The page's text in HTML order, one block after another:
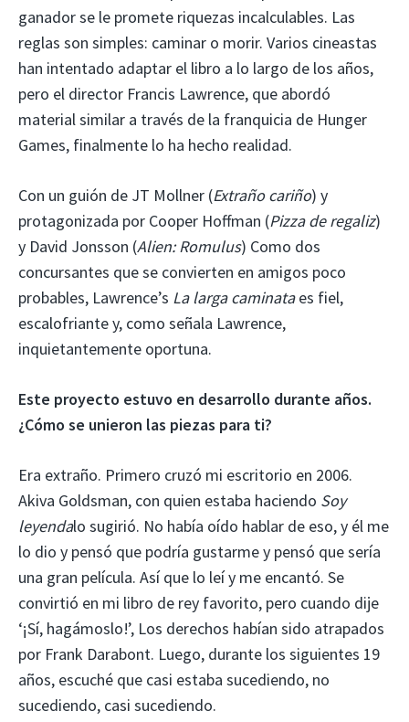
ganador se le promete riquezas incalculables. Las
reglas son simples: caminar o morir. Varios cineastas
han intentado adaptar el libro a lo largo de los años,
pero el director Francis Lawrence, que abordó
material similar a través de la franquicia de Hunger
Games, finalmente lo ha hecho realidad.
Con un guión de JT Mollner (Extraño cariño) y
protagonizada por Cooper Hoffman (Pizza de regaliz)
y David Jonsson (Alien: Romulus) Como dos
concursantes que se convierten en amigos poco
probables, Lawrence’s La larga caminataes fiel,
escalofriante y, como señala Lawrence,
inquietantemente oportuna.
Este proyecto estuvo en desarrollo durante años.
¿Cómo se unieron las piezas para ti?
Era extraño. Primero cruzó mi escritorio en 2006.
Akiva Goldsman, con quien estaba haciendo Soy
leyendalo sugirió. No había oído hablar de eso, y él me
lo dio y pensó que podría gustarme y pensó que sería
una gran película. Así que lo leí y me encantó. Se
convirtió en mi libro de rey favorito, pero cuando dije
‘¡Sí, hagámoslo!’, Los derechos habían sido atrapados
por Frank Darabont. Luego, durante los siguientes 19
años, escuché que casi estaba sucediendo, no
sucediendo, casi sucediendo.